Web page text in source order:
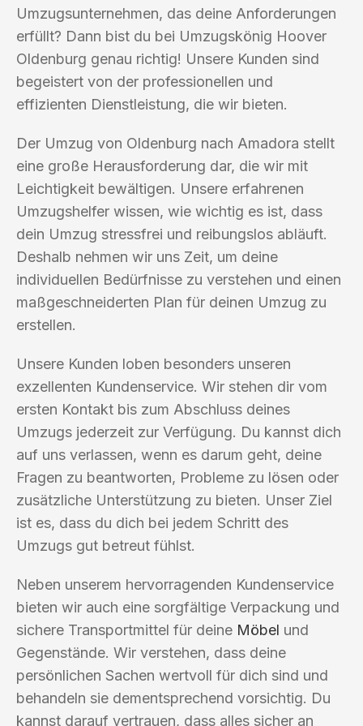
Umzugsunternehmen, das deine Anforderungen
erfüllt? Dann bist du bei Umzugskönig Hoover
Oldenburg genau richtig! Unsere Kunden sind
begeistert von der professionellen und
effizienten Dienstleistung, die wir bieten.
Der Umzug von Oldenburg nach Amadora stellt
eine große Herausforderung dar, die wir mit
Leichtigkeit bewältigen. Unsere erfahrenen
Umzugshelfer wissen, wie wichtig es ist, dass
dein Umzug stressfrei und reibungslos abläuft.
Deshalb nehmen wir uns Zeit, um deine
individuellen Bedürfnisse zu verstehen und einen
maßgeschneiderten Plan für deinen Umzug zu
erstellen.
Unsere Kunden loben besonders unseren
exzellenten Kundenservice. Wir stehen dir vom
ersten Kontakt bis zum Abschluss deines
Umzugs jederzeit zur Verfügung. Du kannst dich
auf uns verlassen, wenn es darum geht, deine
Fragen zu beantworten, Probleme zu lösen oder
zusätzliche Unterstützung zu bieten. Unser Ziel
ist es, dass du dich bei jedem Schritt des
Umzugs gut betreut fühlst.
Neben unserem hervorragenden Kundenservice
bieten wir auch eine sorgfältige Verpackung und
sichere Transportmittel für deine Möbel und
Gegenstände. Wir verstehen, dass deine
persönlichen Sachen wertvoll für dich sind und
behandeln sie dementsprechend vorsichtig. Du
kannst darauf vertrauen, dass alles sicher an